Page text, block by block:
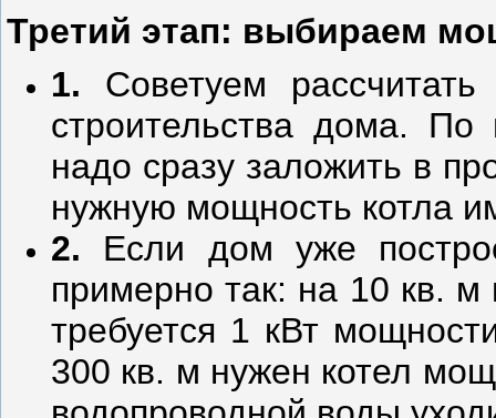
Третий этап: выбираем
1. Советуем
строительства дома. По
надо сразу заложить в
нужную мощность котла
2. Если дом уже
примерно так: на 10 кв.
требуется 1 кВт
300 кв. м нужен котел